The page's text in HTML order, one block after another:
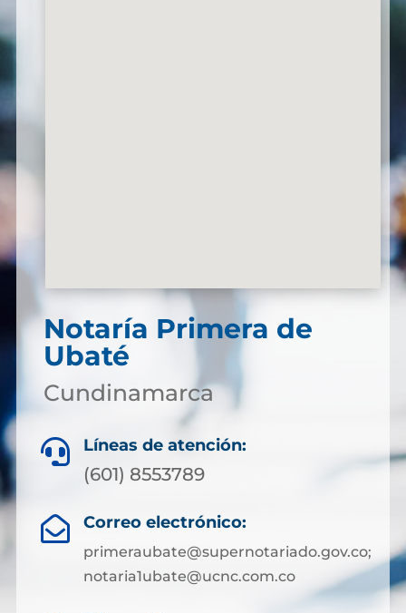
Notaría Primera de
Ubaté
Cundinamarca
 Líneas de atención:
(601) 8553789
 Correo electrónico:
primeraubate@supernotariado.gov.co;
notaria1ubate@ucnc.com.co